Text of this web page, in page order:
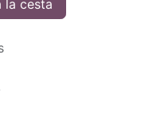
la cesta